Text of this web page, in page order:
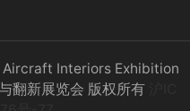
Aircraft Interiors Exhibition
翻新展览会 版权所有